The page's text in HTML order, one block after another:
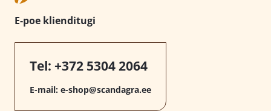
E-poe klienditugi
Tel: +372 5304 2064
E-mail: e-shop@scandagra.ee